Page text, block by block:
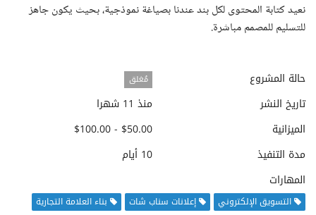
نعيد كتابة المحتوى لكل بند عندنا بصياغة نموذجية، بحيث يكون جاهز
للتسليم للمصمم مباشرة.
حالة المشروع مُغلق
تاريخ النشر
منذ 11 شهرا
الميزانية
$50.00 - $100.00
مدة التنفيذ
10 أيام
المهارات
التسويق الإلكتروني إعلانات سناب شات
بناء العلامة التجارية